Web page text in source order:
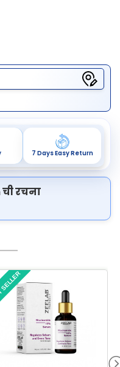
7 Days Easy Return
रचना